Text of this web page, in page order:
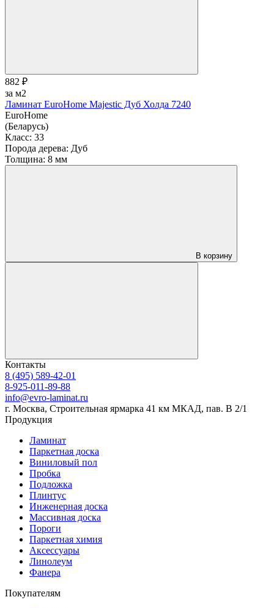
882 ₽
за м2
Ламинат EuroHome Majestic Дуб Холда 7240
EuroHome
(Беларусь)
Класс: 33
Порода дерева: Дуб
Толщина: 8 мм
В корзину
Контакты
8 (495) 589-42-01
8-925-011-89-88
info@evro-laminat.ru
г. Москва, Строительная ярмарка 41 км МКАД, пав. В 2/1
Продукция
Ламинат
Паркетная доска
Виниловый пол
Пробка
Подложка
Плинтус
Инженерная доска
Массивная доска
Пороги
Паркетная химия
Аксессуары
Линолеум
Фанера
Покупателям